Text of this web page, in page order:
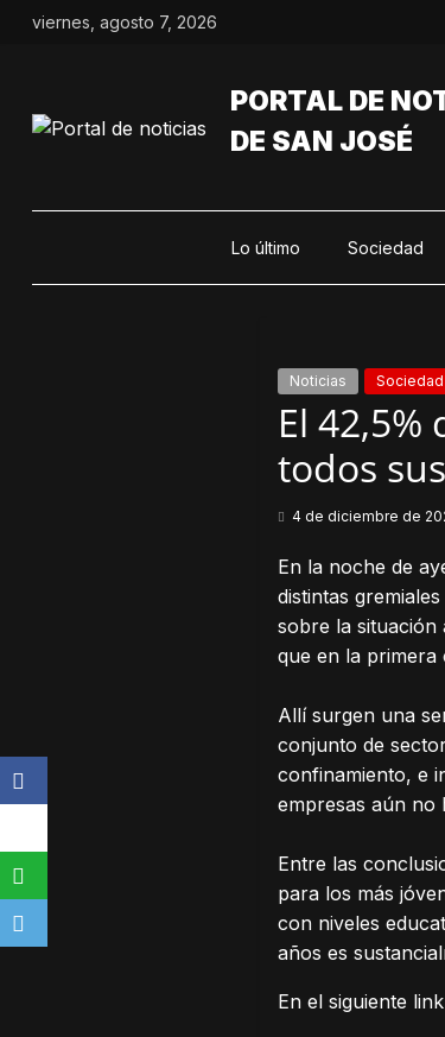
Saltarviernes, agosto 7, 2026
PORTAL DE
DE SAN JOSÉ
Lo último Sociedad
Noticias Sociedad
El
todos
4 de diciembre de
En la noche de
distintas
sobre la situación
que en la primera
Allí surgen una
conjunto de
confinamiento, e
empresas aún no
Entre las
para los más
con niveles
años es
En el siguiente